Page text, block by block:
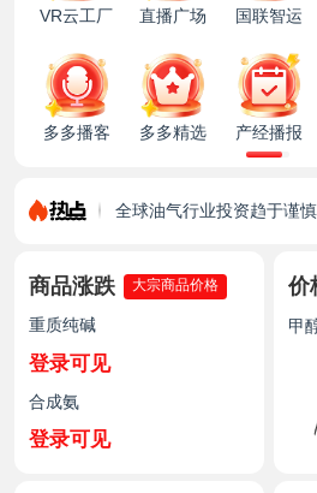
VR云工厂 直播广场 国联智运
多多播客 多多精选 产经播报
全球油气行业投资趋于谨慎
化工巨头“加减”之间优化资
欧佩克+”主要产油国决定9
葡萄牙批准33%石油暴利税
欧洲化工巨头二季度业绩
磷锂产业探寻绿色转型发展
商品涨跌 大宗商品价格
登录可见
登录可见
重质纯碱
登录可见
合成氨
登录可见
价
甲